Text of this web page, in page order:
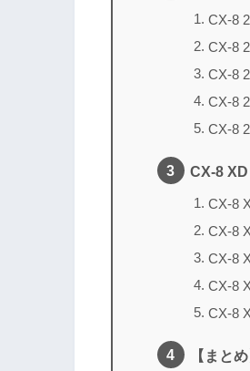
CX-8
CX-8
CX-8
CX-8
CX-8
CX-8
CX-8
CX-8
CX-8
CX-8
CX-8
【まと